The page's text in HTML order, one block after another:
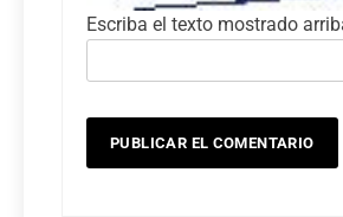
Escriba el texto mostrado